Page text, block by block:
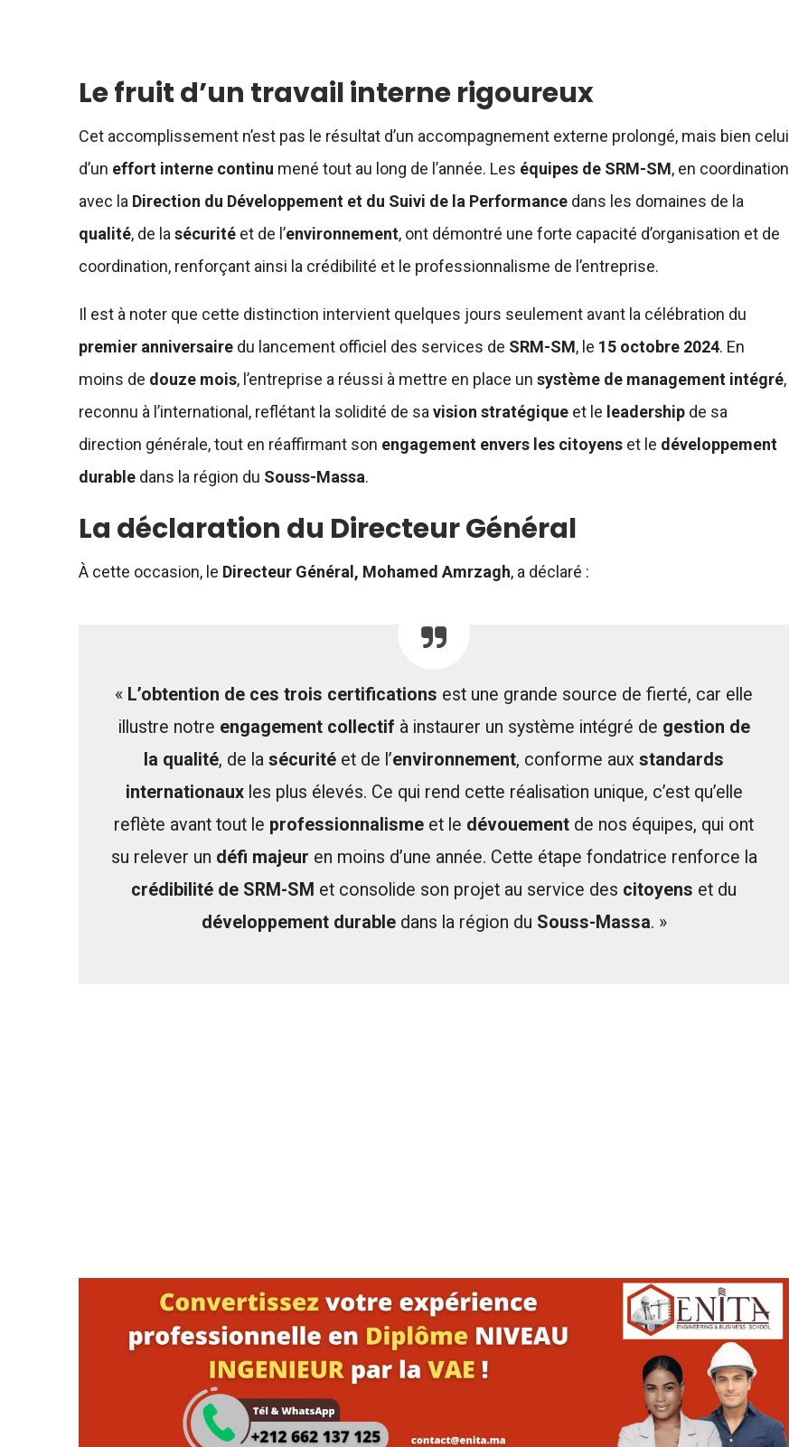
Le fruit d’un travail interne rigoureux
Cet accomplissement n’est pas le résultat d’un accompagnement externe prolongé, mais bien celui
d’un effort interne continu mené tout au long de l’année. Les équipes de SRM-SM, en coordination
avec la Direction du Développement et du Suivi de la Performance dans les domaines de la
qualité, de la sécurité et de l’environnement, ont démontré une forte capacité d’organisation et de
coordination, renforçant ainsi la crédibilité et le professionnalisme de l’entreprise.
Il est à noter que cette distinction intervient quelques jours seulement avant la célébration du
premier anniversaire du lancement officiel des services de SRM-SM, le 15 octobre 2024. En
moins de douze mois, l’entreprise a réussi à mettre en place un système de management intégré,
reconnu à l’international, reflétant la solidité de sa vision stratégique et le leadership de sa
direction générale, tout en réaffirmant son engagement envers les citoyens et le développement
durable dans la région du Souss-Massa.
La déclaration du Directeur Général
À cette occasion, le Directeur Général, Mohamed Amrzagh, a déclaré :
« L’obtention de ces trois certifications est une grande source de fierté, car elle
illustre notre engagement collectif à instaurer un système intégré de gestion de
la qualité, de la sécurité et de l’environnement, conforme aux standards
internationauxles plus élevés. Ce qui rend cette réalisation unique, c’est qu’elle
reflète avant tout le professionnalisme et le dévouement de nos équipes, qui ont
su relever un défi majeur en moins d’une année. Cette étape fondatrice renforce la
crédibilité de SRM-SM et consolide son projet au service des citoyens et du
développement durabledans la région du Souss-Massa. »